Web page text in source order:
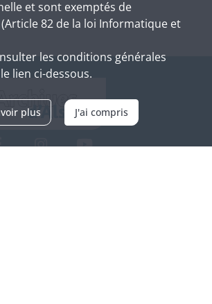
et sont exemptés de
82 de la loi Informatique et
les conditions générales
lien ci-dessous.
plus J'ai compris